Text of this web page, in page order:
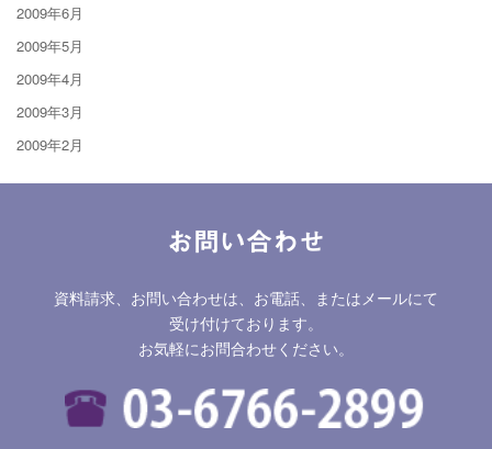
2009年6月
2009年5月
2009年4月
2009年3月
2009年2月
お問い合わせ
資料請求、お問い合わせは、お電話、またはメールにて
受け付けております。
お気軽にお問合わせください。